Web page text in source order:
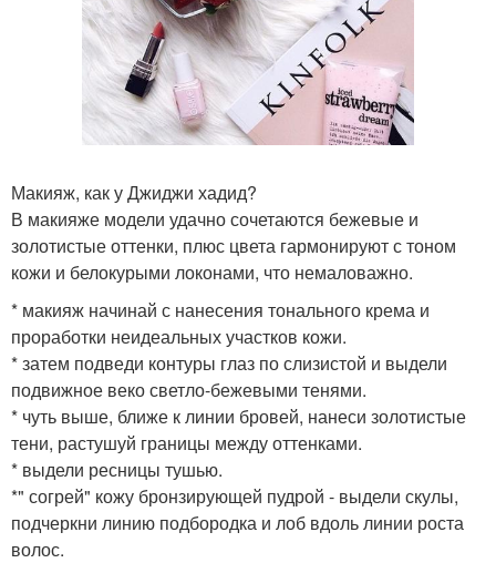
Макияж, как у Джиджи хадид?
В макияже модели удачно сочетаются бежевые и
золотистые оттенки, плюс цвета гармонируют с тоном
кожи и белокурыми локонами, что немаловажно.
* макияж начинай с нанесения тонального крема и
проработки неидеальных участков кожи.
* затем подведи контуры глаз по слизистой и выдели
подвижное веко светло-бежевыми тенями.
* чуть выше, ближе к линии бровей, нанеси золотистые
тени, растушуй границы между оттенками.
* выдели ресницы тушью.
*" согрей" кожу бронзирующей пудрой - выдели скулы,
подчеркни линию подбородка и лоб вдоль линии роста
волос.